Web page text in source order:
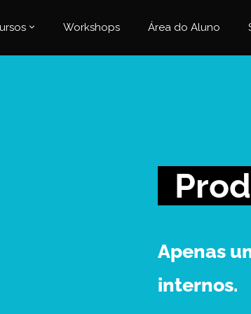
Workshops Área do Aluno
Apenas
internos.